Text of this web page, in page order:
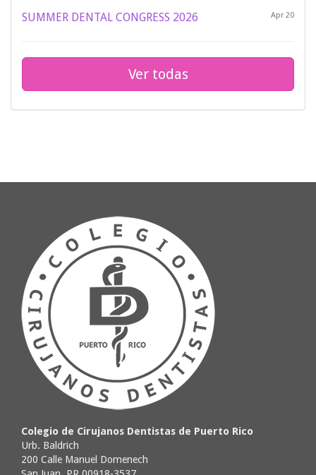
Apr 20
SUMMER DENTAL CONGRESS 2026
Ver todas
Colegio de Cirujanos Dentistas de Puerto Rico
Urb. Baldrich
200 Calle Manuel Domenech